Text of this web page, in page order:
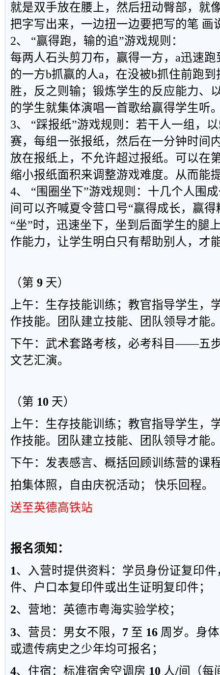
就是双手放在腰上，然后扭动臀部，就
把字写出来，一边扭一边要把写的笔 画
2、 “赢得跑，输的追”游戏规则：
每两人石头剪刀布，赢得一方，a迅速
的一方b抓赢的人a，在没被b抓住前跑
胜，反之则输；锻炼学生的反应能力、
的学生就集体演唱一首歌给赢得学生听
3、 “踩报纸”游戏规则：若干人一组，
赛，每组一张报纸，然后在一分钟时间
放在报纸上，不允许超过报纸。可以在
缩小报纸面积来调整游戏难度。从而能
4、 “围圈坐下”游戏规则：十几个人围
间可以齐喊夏令营口号“赢得成长，赢
“坐”时，迅速坐下，坐到后面学生的腿
作能力，让学生明白只有帮助别人，才
（第 9 天）
上午： 生存技能训练； 教官指导学生 ，
作技能。
团队建立技能、团队领导才能
下午：武术套路考核，必考科目——五
文艺汇演。
（第 10 天）
上午：生存技能训练；教官指导学生，
作技能。团队建立技能、团队领导才能
下午：发表感言、概括回顾训练营的课
拍集体照，自由庆祝活动； 快乐回程。
送至英德高铁站
报名须知：
1、入营时提供资料：学员身份证复印
件、户口本复印件或出生证明复印件；
2、营地：英德市粤海实验学校；
3、 营员 ： 男女不限 ， 7 至 16 周岁。 身
或遗传病史之少年均可报名；
4、住宿：标准宿舍空调房 10 人/间（每